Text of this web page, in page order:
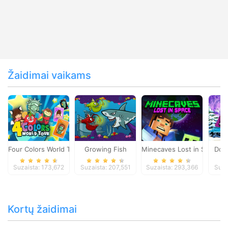
Žaidimai vaikams
Four Colors World Tour
Suzaista: 173,672
Growing Fish
Suzaista: 207,551
Minecaves Lost in Space
Suzaista: 293,366
Kortų žaidimai